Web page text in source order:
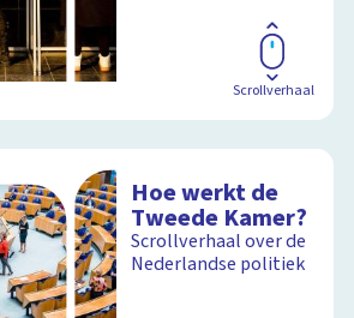
Scrollverhaal
Hoe werkt de
Tweede Kamer?
Scrollverhaal over de
Nederlandse politiek